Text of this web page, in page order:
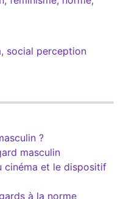
, social perception
?
masculin
cinéma et le dispositif
à la norme